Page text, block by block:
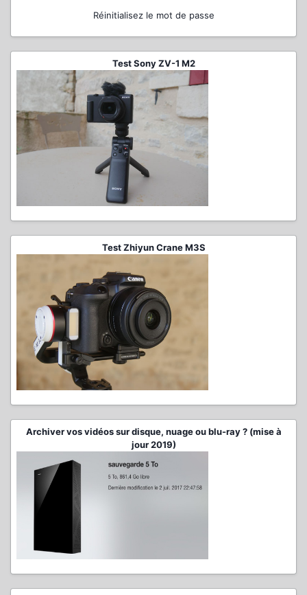
Réinitialisez le mot de passe
Test Sony ZV-1 M2
Test Zhiyun Crane M3S
Archiver vos vidéos sur disque, nuage ou blu-ray ? (mise à
jour 2019)